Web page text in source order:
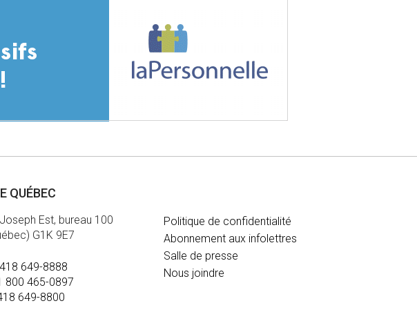
QUÉBEC
Est, bureau 100
G1K 9E7
418 649-8888
800 465-0897
649-8800
Politique de confidentialité
Abonnement aux infolettres
Salle de presse
Nous joindre